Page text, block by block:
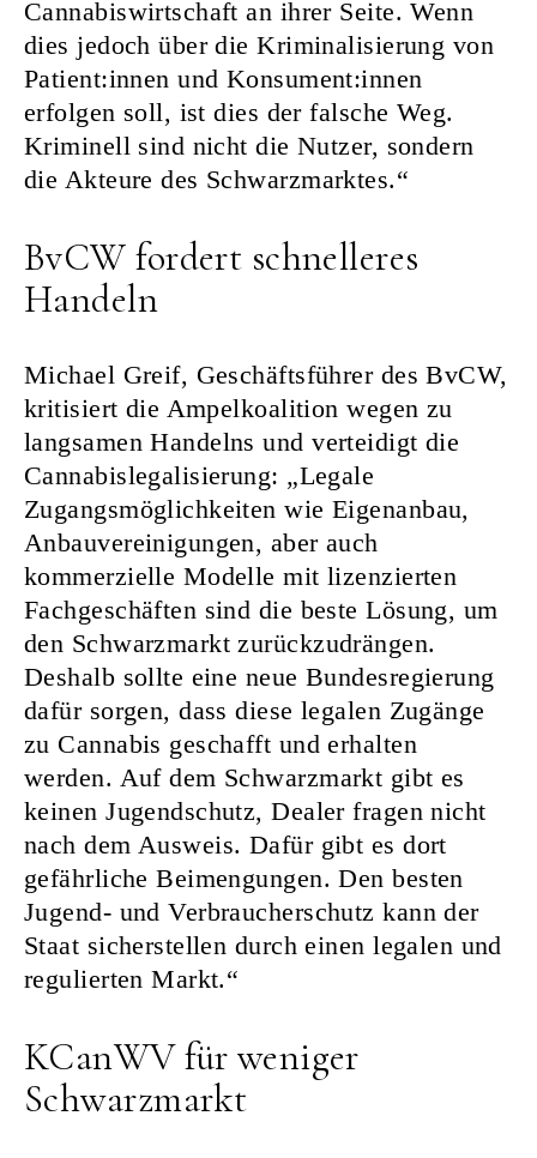
Cannabiswirtschaft an ihrer Seite. Wenn
dies jedoch über die Kriminalisierung von
Patient:innen und Konsument:innen
erfolgen soll, ist dies der falsche Weg.
Kriminell sind nicht die Nutzer, sondern
die Akteure des Schwarzmarktes.“
BvCW fordert schnelleres
Handeln
Michael Greif, Geschäftsführer des BvCW,
kritisiert die Ampelkoalition wegen zu
langsamen Handelns und verteidigt die
Cannabislegalisierung: „Legale
Zugangsmöglichkeiten wie Eigenanbau,
Anbauvereinigungen, aber auch
kommerzielle Modelle mit lizenzierten
Fachgeschäften sind die beste Lösung, um
den Schwarzmarkt zurückzudrängen.
Deshalb sollte eine neue Bundesregierung
dafür sorgen, dass diese legalen Zugänge
zu Cannabis geschafft und erhalten
werden. Auf dem Schwarzmarkt gibt es
keinen Jugendschutz, Dealer fragen nicht
nach dem Ausweis. Dafür gibt es dort
gefährliche Beimengungen. Den besten
Jugend- und Verbraucherschutz kann der
Staat sicherstellen durch einen legalen und
regulierten Markt.“
KCanWV für weniger
Schwarzmarkt